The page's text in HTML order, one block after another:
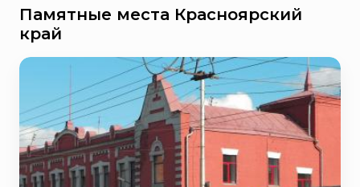
Памятные места Красноярский
край